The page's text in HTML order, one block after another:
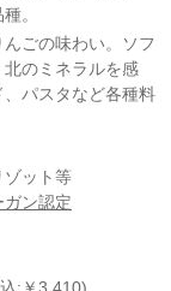
。
ごの味わい。ソフ
北のミネラルを感
パスタなど各種料
ゾット等
ガン認定